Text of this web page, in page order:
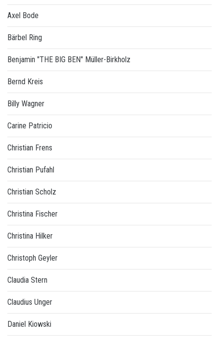
Axel Bode
Bärbel Ring
Benjamin "THE BIG BEN" Müller-Birkholz
Bernd Kreis
Billy Wagner
Carine Patricio
Christian Frens
Christian Pufahl
Christian Scholz
Christina Fischer
Christina Hilker
Christoph Geyler
Claudia Stern
Claudius Unger
Daniel Kiowski